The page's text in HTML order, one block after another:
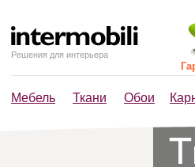
Решения для интерьера
Мебель Ткани Обои